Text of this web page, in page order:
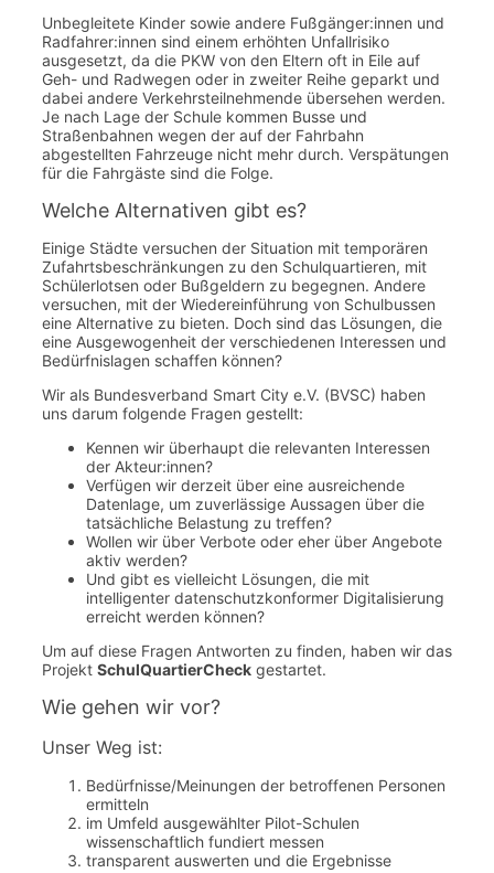
Unbegleitete Kinder sowie andere Fußgänger:innen und
Radfahrer:innen sind einem erhöhten Unfallrisiko
ausgesetzt, da die PKW von den Eltern oft in Eile auf
Geh- und Radwegen oder in zweiter Reihe geparkt und
dabei andere Verkehrsteilnehmende übersehen werden.
Je nach Lage der Schule kommen Busse und
Straßenbahnen wegen der auf der Fahrbahn
abgestellten Fahrzeuge nicht mehr durch. Verspätungen
für die Fahrgäste sind die Folge.
Welche Alternativen gibt es?
Einige Städte versuchen der Situation mit temporären
Zufahrtsbeschränkungen zu den Schulquartieren, mit
Schülerlotsen oder Bußgeldern zu begegnen. Andere
versuchen, mit der Wiedereinführung von Schulbussen
eine Alternative zu bieten. Doch sind das Lösungen, die
eine Ausgewogenheit der verschiedenen Interessen und
Bedürfnislagen schaffen können?
Wir als Bundesverband Smart City e.V. (BVSC) haben
uns darum folgende Fragen gestellt:
Kennen wir überhaupt die relevanten Interessen
der Akteur:innen?
Verfügen wir derzeit über eine ausreichende
Datenlage, um zuverlässige Aussagen über die
tatsächliche Belastung zu treffen?
Wollen wir über Verbote oder eher über Angebote
aktiv werden?
Und gibt es vielleicht Lösungen, die mit
intelligenter datenschutzkonformer Digitalisierung
erreicht werden können?
Um auf diese Fragen Antworten zu finden, haben wir das
Projekt SchulQuartierCheck gestartet.
Wie gehen wir vor?
Unser Weg ist:
Bedürfnisse/Meinungen der betroffenen Personen
ermitteln
im Umfeld ausgewählter Pilot-Schulen
wissenschaftlich fundiert messen
transparent auswerten und die Ergebnisse